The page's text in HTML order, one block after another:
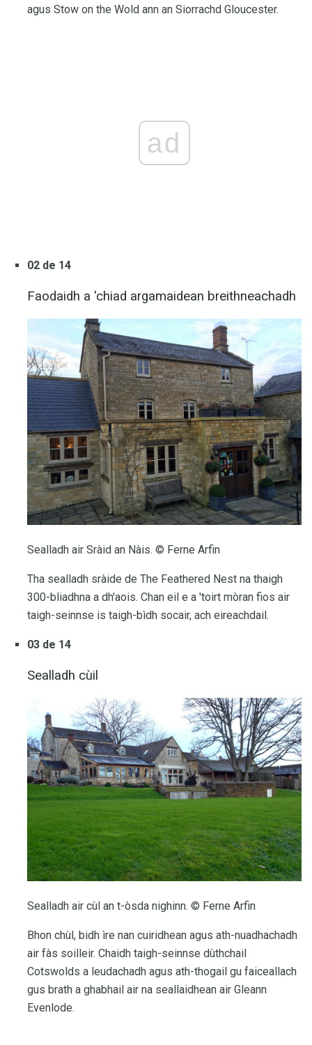
agus Stow on the Wold ann an Siorrachd Gloucester.
ad
02 de 14
Faodaidh a 'chiad argamaidean breithneachadh
Sealladh air Sràid an Nàis. © Ferne Arfin
Tha sealladh sràide de The Feathered Nest na thaigh
300-bliadhna a dh'aois. Chan eil e a 'toirt mòran fios air
taigh-seinnse is taigh-bìdh socair, ach eireachdail.
03 de 14
Sealladh cùil
Sealladh air cùl an t-òsda nighinn. © Ferne Arfin
Bhon chùl, bidh ìre nan cuiridhean agus ath-nuadhachadh
air fàs soilleir. Chaidh taigh-seinnse dùthchail
Cotswolds a leudachadh agus ath-thogail gu faiceallach
gus brath a ghabhail air na seallaidhean air Gleann
Evenlode.